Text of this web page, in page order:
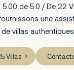
5.00 de 5.0 / De 22
une
de villas
Villas